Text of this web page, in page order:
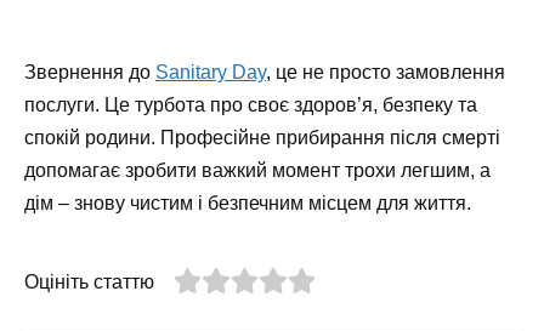
Звернення до Sanitary Day, це не просто замовлення
послуги. Це турбота про своє здоров’я, безпеку та
спокій родини. Професійне прибирання після смерті
допомагає зробити важкий момент трохи легшим, а
дім – знову чистим і безпечним місцем для життя.
Оцініть статтю